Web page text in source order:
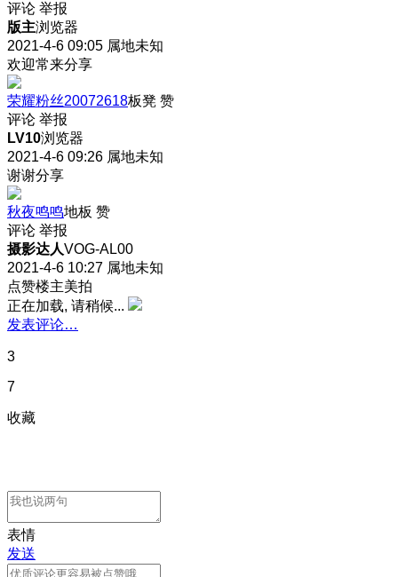
评论 举报
版主浏览器
2021-4-6 09:05 属地未知
欢迎常来分享
荣耀粉丝20072618板凳 赞
评论 举报
LV10浏览器
2021-4-6 09:26 属地未知
谢谢分享
秋夜鸣鸣地板 赞
评论 举报
摄影达人VOG-AL00
2021-4-6 10:27 属地未知
点赞楼主美拍
正在加载, 请稍候...
发表评论…
3
7
收藏
表情
发送